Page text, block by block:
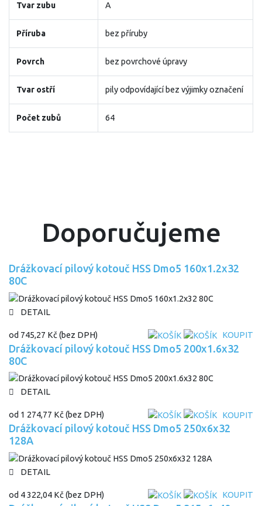
Tvar zubu A
Příruba bez příruby
Povrch bez povrchové úpravy
Tvar ostří pily odpovídající bez výjimky označení
Počet zubů 64
Doporučujeme
Drážkovací pilový kotouč HSS Dmo5 160x1.2x32
80C
DETAIL
od 745,27 Kč (bez DPH) KOUPIT
Drážkovací pilový kotouč HSS Dmo5 200x1.6x32
80C
DETAIL
od 1 274,77 Kč(bez DPH) KOUPIT
Drážkovací pilový kotouč HSS Dmo5 250x6x32
128A
DETAIL
od 4 322,04 Kč (bez DPH) KOUPIT